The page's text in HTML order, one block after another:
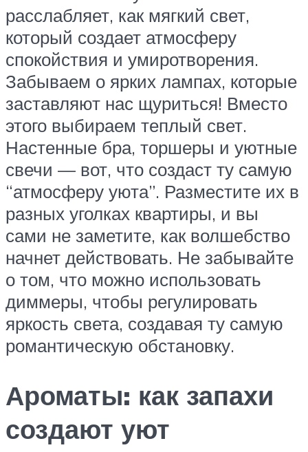
расслабляет, как мягкий свет,
который создает атмосферу
спокойствия и умиротворения.
Забываем о ярких лампах, которые
заставляют нас щуриться! Вместо
этого выбираем теплый свет.
Настенные бра, торшеры и уютные
свечи — вот, что создаст ту самую
“атмосферу уюта”. Разместите их в
разных уголках квартиры, и вы
сами не заметите, как волшебство
начнет действовать. Не забывайте
о том, что можно использовать
диммеры, чтобы регулировать
яркость света, создавая ту самую
романтическую обстановку.
Ароматы: как запахи
создают уют